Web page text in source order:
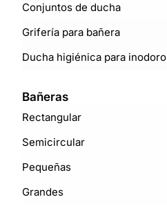
Conjuntos de ducha
Grifería para bañera
Ducha higiénica para inodoro
Bañeras
Rectangular
Semicircular
Pequeñas
Grandes